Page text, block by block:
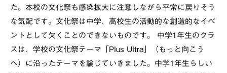
た。本校の文化祭も感染拡大に注意しながら平常に戻りそう
な気配です。文化祭は中学、高校生の活動的な創造的なイベ
ントとして欠くことのできないものです。 中学1年生のクラ
スは、学校の文化祭テーマ「Plus Ultra」（もっと向こう
へ）に沿ったテーマを論じていきました。中学1年生らしい